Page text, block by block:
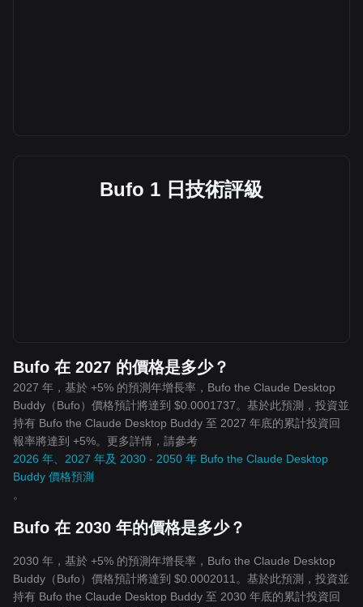
Bufo 1 日技術評級
Bufo 在 2027 的價格是多少？
2027 年，基於 +5% 的預測年增長率，Bufo the Claude Desktop
Buddy（Bufo）價格預計將達到 $0.0001737。基於此預測，投資並
持有 Bufo the Claude Desktop Buddy 至 2027 年底的累計投資回
報率將達到 +5%。更多詳情，請參考
2026 年、2027 年及 2030 - 2050 年 Bufo the Claude Desktop
Buddy 價格預測
。
Bufo 在 2030 年的價格是多少？
2030 年，基於 +5% 的預測年增長率，Bufo the Claude Desktop
Buddy（Bufo）價格預計將達到 $0.0002011。基於此預測，投資並
持有 Bufo the Claude Desktop Buddy 至 2030 年底的累計投資回